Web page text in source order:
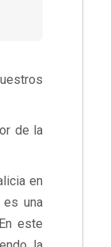
de la
en
es una
este